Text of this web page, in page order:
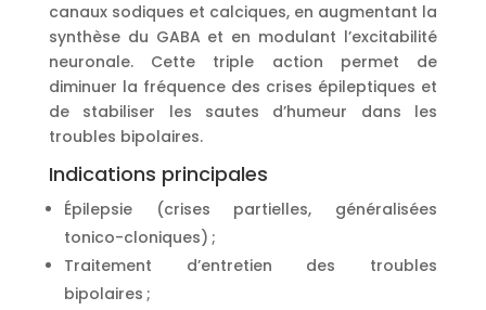
canaux sodiques et calciques, en augmentant la
synthèse du GABA et en modulant l’excitabilité
neuronale. Cette triple action permet de
diminuer la fréquence des crises épileptiques et
de stabiliser les sautes d’humeur dans les
troubles bipolaires.
Indications principales
Épilepsie (crises partielles, généralisées
tonico-cloniques) ;
Traitement d’entretien des troubles
bipolaires ;